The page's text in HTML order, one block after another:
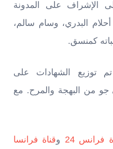
الإشراف على المدونة
البدري، وسام سالم،
كمنسق.
توزيع الشهادات على
من البهجة والمرح. مع
فرانس 24 وقناة فرانسا